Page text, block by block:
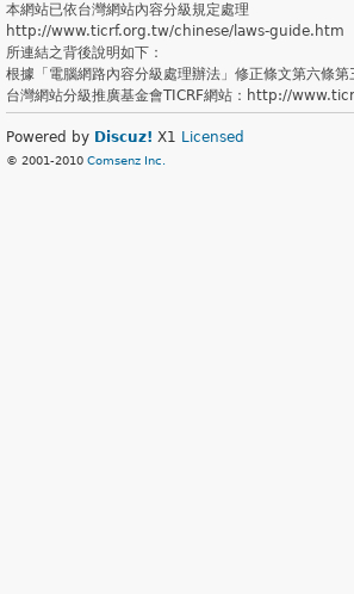
本網站已依台灣網站內容分級規定處理
http://www.ticrf.org.tw/chinese/laws-guide.htm
所連結之背後說明如下：
根據「電腦網路內容分級處理辦法」修正條文第六條
台灣網站分級推廣基金會TICRF網站：http://
Powered by Discuz! X1 Licensed
© 2001-2010 Comsenz Inc.